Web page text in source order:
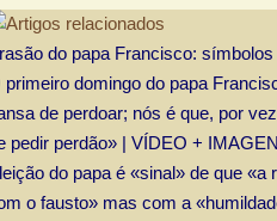
do papa Francisco:
primeiro domingo do papa
de perdoar; nós é que, por
pedir perdão» | VÍDEO +
do papa é «sinal» de que «a
o fausto» mas com a